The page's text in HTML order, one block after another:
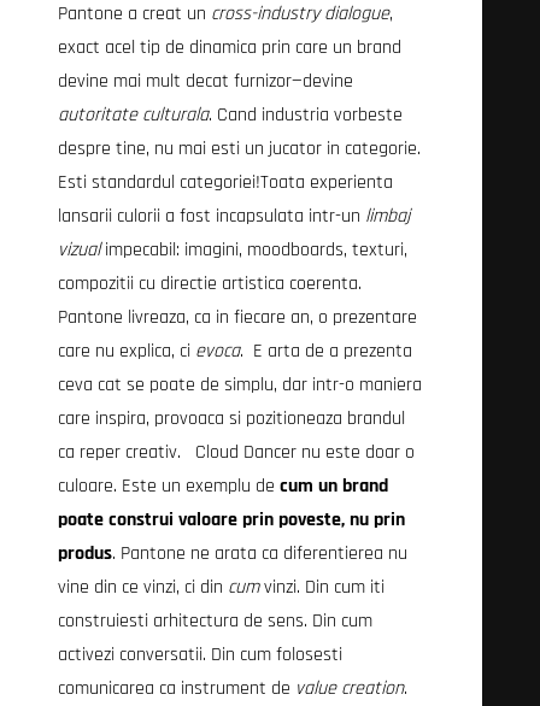
Pantone a creat un cross-industry dialogue,
exact acel tip de dinamica prin care un brand
devine mai mult decat furnizor—devine
autoritate culturala. Cand industria vorbeste
despre tine, nu mai esti un jucator in categorie.
Esti standardul categoriei!Toata experienta
lansarii culorii a fost incapsulata intr-un limbaj
vizualimpecabil: imagini, moodboards, texturi,
compozitii cu directie artistica coerenta.
Pantone livreaza, ca in fiecare an, o prezentare
care nu explica, ci evoca. E arta de a prezenta
ceva cat se poate de simplu, dar intr-o maniera
care inspira, provoaca si pozitioneaza brandul
ca reper creativ. Cloud Dancer nu este doar o
culoare. Este un exemplu de cum un brand
poate construi valoare prin poveste, nu prin
produs. Pantone ne arata ca diferentierea nu
vine din ce vinzi, ci din cumvinzi. Din cum iti
construiesti arhitectura de sens. Din cum
activezi conversatii. Din cum folosesti
comunicarea ca instrument de value creation.